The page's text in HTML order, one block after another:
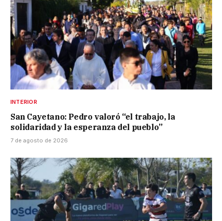
INTERIOR
San Cayetano: Pedro valoró “el trabajo, la
solidaridad y la esperanza del pueblo”
7 de agosto de 2026